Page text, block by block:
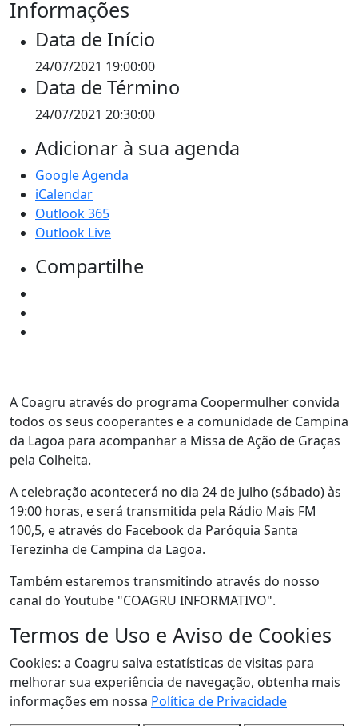
Informações
Data de Início
24/07/2021 19:00:00
Data de Término
24/07/2021 20:30:00
Adicionar à sua agenda
Google Agenda
iCalendar
Outlook 365
Outlook Live
Compartilhe
A Coagru através do programa Coopermulher convida
todos os seus cooperantes e a comunidade de Campina
da Lagoa para acompanhar a Missa de Ação de Graças
pela Colheita.
A celebração acontecerá no dia 24 de julho (sábado) às
19:00 horas, e será transmitida pela Rádio Mais FM
100,5, e através do Facebook da Paróquia Santa
Terezinha de Campina da Lagoa.
Também estaremos transmitindo através do nosso
canal do Youtube "COAGRU INFORMATIVO".
Termos de Uso e Aviso de Cookies
Cookies: a Coagru salva estatísticas de visitas para
melhorar sua experiência de navegação, obtenha mais
informações em nossa Política de Privacidade